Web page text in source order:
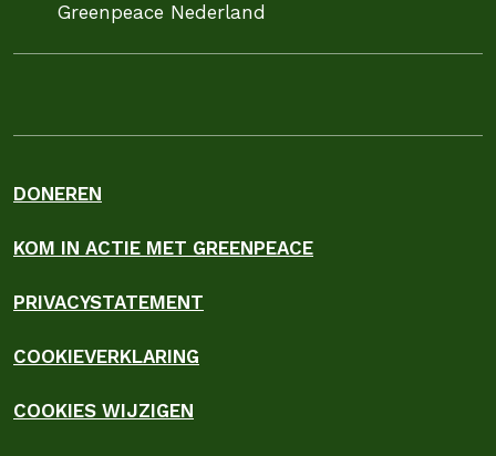
Greenpeace Nederland
DONEREN
KOM IN ACTIE MET GREENPEACE
PRIVACYSTATEMENT
COOKIEVERKLARING
COOKIES WIJZIGEN